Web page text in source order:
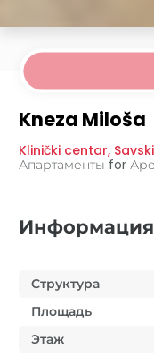
Kneza Miloša
Klinički centar,
Апартаменты for
Структура
Площадь
Этаж